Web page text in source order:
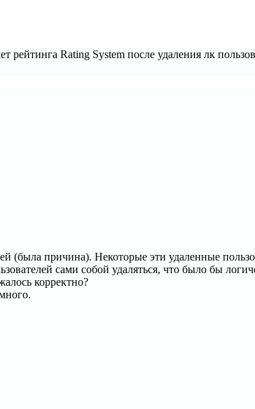
рейтинга Rating System после удаления лк
(была причина). Некоторые эти удаленные
сами собой удаляться, что было бы
корректно?